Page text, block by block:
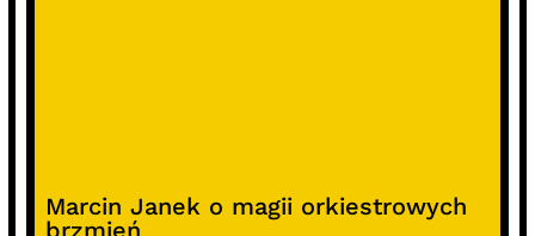
Marcin Janek o magii orkiestrowych
brzmień